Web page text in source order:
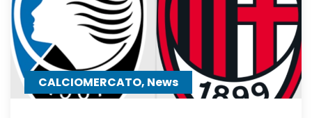
mister
chiama
CALCIOMERCATO, News